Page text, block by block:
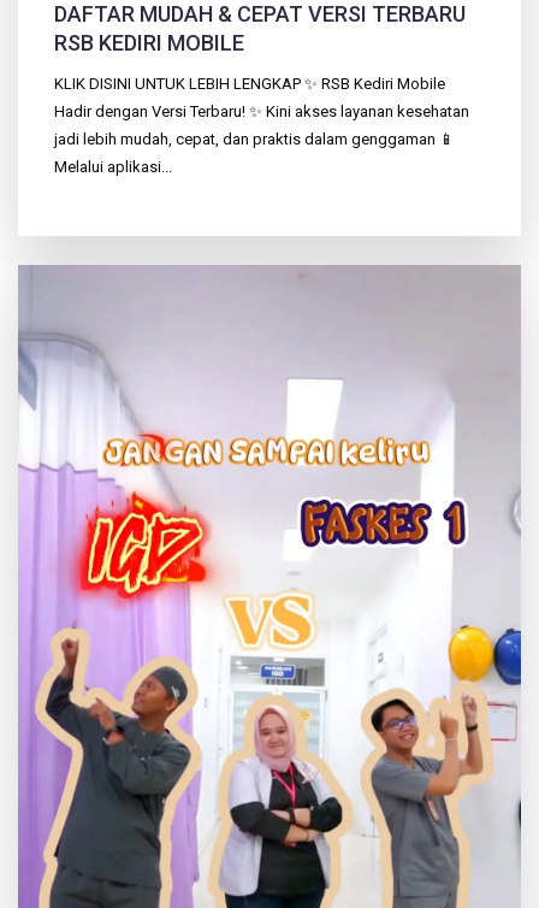
DAFTAR MUDAH & CEPAT VERSI TERBARU
RSB KEDIRI MOBILE
KLIK DISINI UNTUK LEBIH LENGKAP ✨ RSB Kediri Mobile
Hadir dengan Versi Terbaru! ✨ Kini akses layanan kesehatan
jadi lebih mudah, cepat, dan praktis dalam genggaman 📱
Melalui aplikasi...